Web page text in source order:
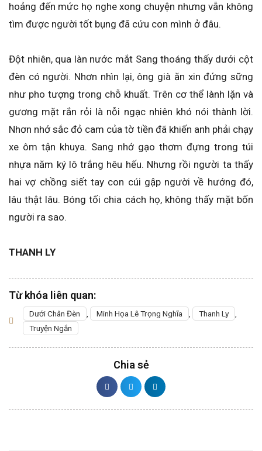
hoảng đến mức họ nghe xong chuyện nhưng vẫn không
tìm được người tốt bụng đã cứu con mình ở đâu.
Đột nhiên, qua làn nước mắt Sang thoáng thấy dưới cột
đèn có người. Nhơn nhìn lại, ông già ăn xin đứng sững
như pho tượng trong chỗ khuất. Trên cơ thể lành lặn và
gương mặt rắn rỏi là nỗi ngạc nhiên khó nói thành lời.
Nhơn nhớ sắc đỏ cam của tờ tiền đã khiến anh phải chạy
xe ôm tận khuya. Sang nhớ gạo thơm đựng trong túi
nhựa năm ký lô trắng hêu hếu. Nhưng rồi người ta thấy
hai vợ chồng siết tay con cúi gập người về hướng đó,
lâu thật lâu. Bóng tối chia cách họ, không thấy mặt bốn
người ra sao.
THANH LY
Từ khóa liên quan:
Dưới Chân Đèn , Minh Họa Lê Trọng Nghĩa , Thanh Ly
,
Truyện Ngắn
Chia sẻ